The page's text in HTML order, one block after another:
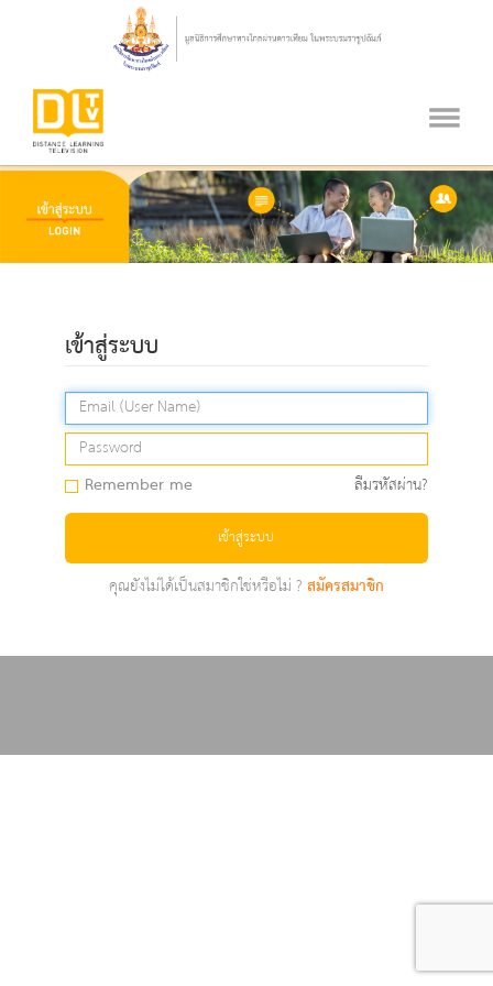
เข้าสู่ระบบ
Remember me ลืมรหัสผ่าน?
เข้าสู่ระบบ
คุณยังไม่ได้เป็นสมาชิกใช่หรือไม่ ?สมัครสมาชิก